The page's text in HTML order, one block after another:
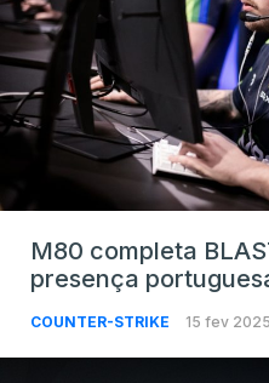
M80 completa
presença
COUNTER-STRIKE 15 fev 2025